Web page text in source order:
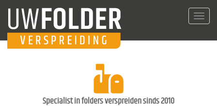
Specialist in folders verspreiden sinds 2010